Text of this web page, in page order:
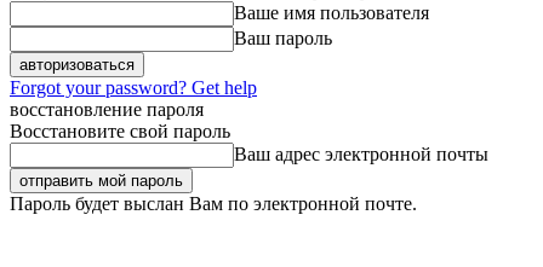
Ваше имя пользователя
Ваш пароль
Forgot your password? Get help
восстановление пароля
Восстановите свой пароль
Ваш адрес электронной почты
Пароль будет выслан Вам по электронной почте.